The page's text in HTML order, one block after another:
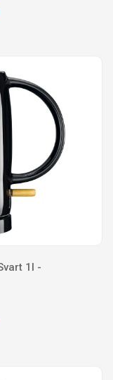
1l -